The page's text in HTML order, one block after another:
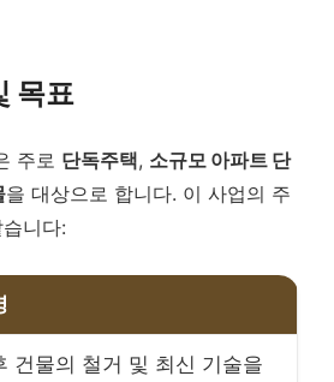
목표
주로 단독주택, 소규모 아파트 단
을 대상으로 합니다. 이 사업의 주
니다:
건물의 철거 및 최신 기술을